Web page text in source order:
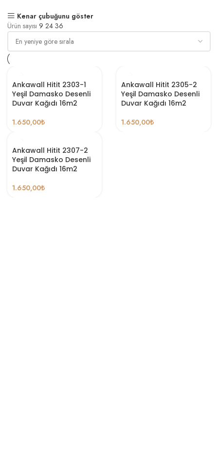
Kenar çubuğunu göster
Ürün sayısı 9 24 36
Ankawall Hitit 2303-1
Yeşil Damasko Desenli
Duvar Kağıdı 16m2
1.650,00₺
Ankawall Hitit 2305-2
Yeşil Damasko Desenli
Duvar Kağıdı 16m2
1.650,00₺
Ankawall Hitit 2307-2
Yeşil Damasko Desenli
Duvar Kağıdı 16m2
1.650,00₺